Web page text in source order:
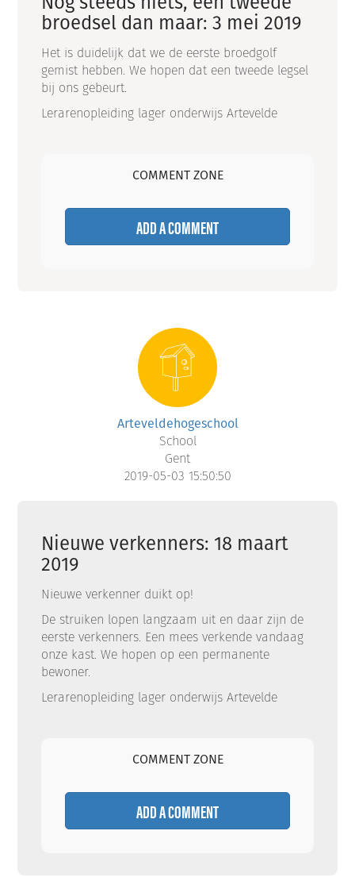
broedsel dan maar: 3 mei 2019
Het is duidelijk dat we de eerste broedgolf
gemist hebben. We hopen dat een tweede legsel
bij ons gebeurt.
Lerarenopleiding lager onderwijs Artevelde
COMMENT ZONE
ADD A COMMENT
Arteveldehogeschool
School
Gent
2019-05-03 15:50:50
Nieuwe verkenners: 18 maart
2019
Nieuwe verkenner duikt op!
De struiken lopen langzaam uit en daar zijn de
eerste verkenners. Een mees verkende vandaag
onze kast. We hopen op een permanente
bewoner.
Lerarenopleiding lager onderwijs Artevelde
COMMENT ZONE
ADD A COMMENT